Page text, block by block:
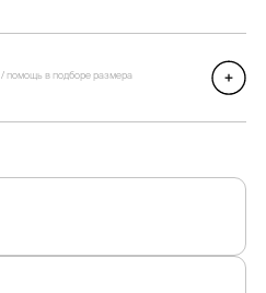
/ помощь в подборе размера